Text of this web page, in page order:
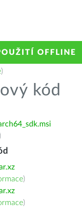
OFFLINE
)
kód
)
)
)